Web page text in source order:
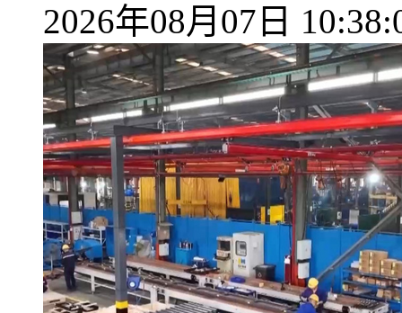
2026年08月07日